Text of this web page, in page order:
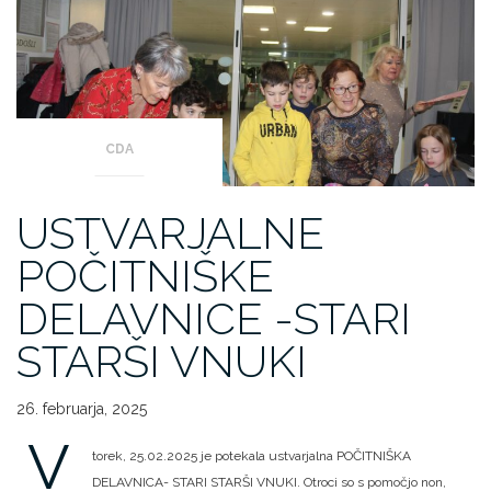
CDA
USTVARJALNE
POČITNIŠKE
DELAVNICE -STARI
STARŠI VNUKI
26. februarja, 2025
V
torek, 25.02.2025 je potekala ustvarjalna POČITNIŠKA
DELAVNICA- STARI STARŠI VNUKI. Otroci so s pomočjo non,